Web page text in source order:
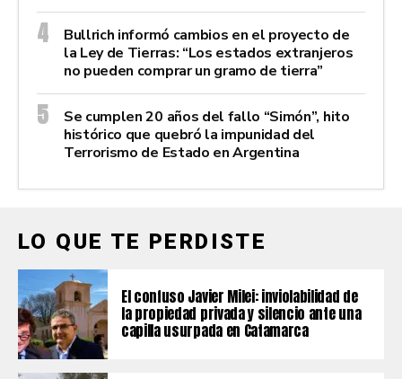
Bullrich informó cambios en el proyecto de
la Ley de Tierras: “Los estados extranjeros
no pueden comprar un gramo de tierra”
Se cumplen 20 años del fallo “Simón”, hito
histórico que quebró la impunidad del
Terrorismo de Estado en Argentina
LO QUE TE PERDISTE
El confuso Javier Milei: inviolabilidad de
la propiedad privada y silencio ante una
capilla usurpada en Catamarca